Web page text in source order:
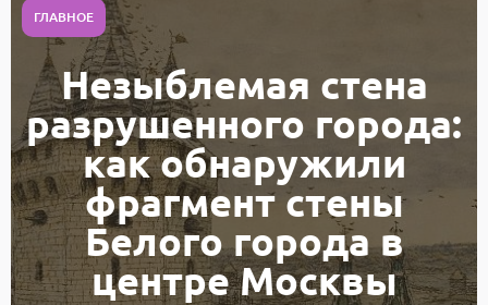
ГЛАВНОЕ
Незыблемая стена
разрушенного города:
как обнаружили
фрагмент стены
Белого города в
центре Москвы